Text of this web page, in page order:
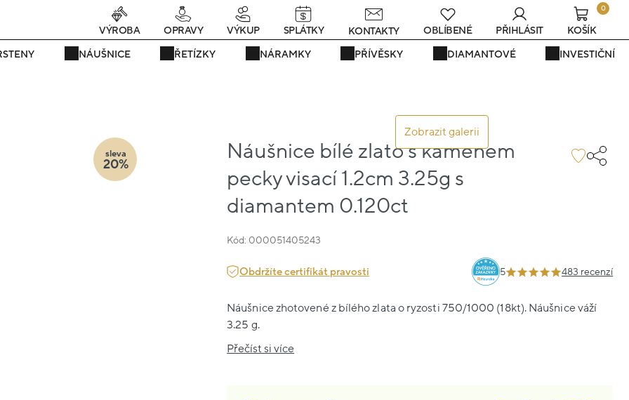
teď! - 20 % na vše! Kód: SRPEN20 23 dní : 8h : 00m : 57s
NÁUŠNICE ŘETÍZKY NÁRAMKY PŘÍVĚSKY DIAMANTOVÉ INVESTIČNÍ
VÝROBA OPRAVY VÝKUP SPLÁTKY KONTAKTY OBLÍBENÉ PŘIHLÁSIT
0
KOŠÍK
Zobrazit galerii
Náušnice bílé zlato s kamenem
pecky visací 1.2cm 3.25g s
diamantem 0.120ct
Kód: 000051405243
sleva
20%
Obdržíte certifikát pravosti 5 483 recenzí
Náušnice zhotovené z bílého zlata o ryzosti 750/1000 (18kt). Náušnice váží
3.25 g.
Přečíst si více